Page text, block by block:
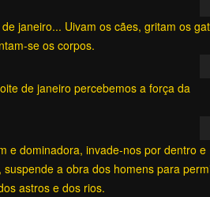
janeiro... Uivam os cães, gritam os
se os corpos.
de janeiro percebemos a força da
e dominadora, invade-nos por dentro e
a obra dos homens para
astros e dos rios.